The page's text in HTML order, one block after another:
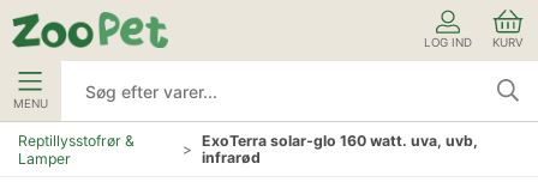
LOG IND KURV
MENU
Reptillysstofrør &
Lamper
ExoTerra solar-glo 160 watt. uva, uvb,
infrarød